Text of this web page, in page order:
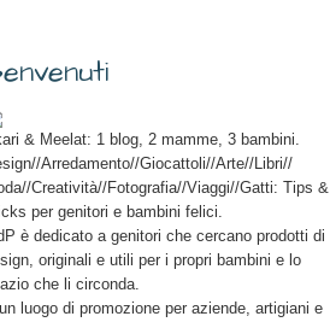
& Meelat: 1 blog, 2 mamme, 3 bambini.
Arredamento//Giocattoli//Arte//Libri//
Creatività//Fotografia//Viaggi//Gatti: Tips &
per genitori e bambini felici.
è dedicato a genitori che cercano prodotti di
originali e utili per i propri bambini e lo
che li circonda.
luogo di promozione per aziende, artigiani e